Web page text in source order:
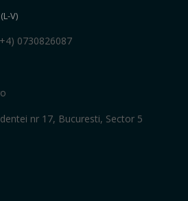
V)
0730826087
nr 17, Bucuresti, Sector 5